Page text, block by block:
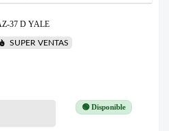
37 D YALE
SUPER VENTAS
🟢 Disponible